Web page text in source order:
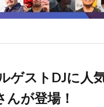
ゲストDJに人
が登場！